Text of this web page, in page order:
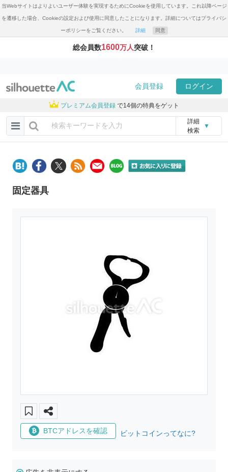
当Webサイトはよりよいユーザー体験を実現するためにCookieを使用しています。これ以降ページ
を遷移した場合、Cookieの設定および使用に同意したことになります。詳細についてはプライバシ
ーポリシーをご覧ください。 詳細 同意
総会員数1600万人突破！
会員登録 ログイン
プレミアム会員登録 で14個の特典をゲット
詳細
検索
▼
固定器具
BTCアドレスを確認 ビットコインってなに?